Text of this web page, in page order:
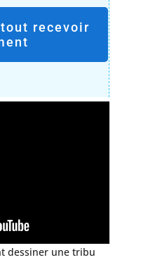
recevoir
dessiner une tribu